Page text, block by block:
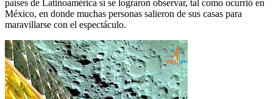
países de Latinoamérica sí se lograron observar, tal como ocurrió en
México, en donde muchas personas salieron de sus casas para
maravillarse con el espectáculo.